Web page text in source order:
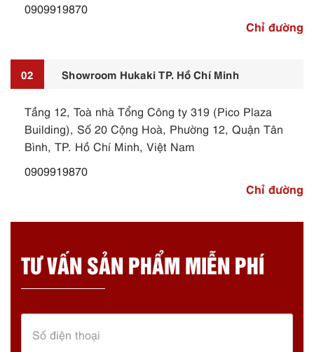
0909919870
Chỉ đường
02 Showroom Hukaki TP. Hồ Chí Minh
Tầng 12, Toà nhà Tổng Công ty 319 (Pico Plaza
Building), Số 20 Cộng Hoà, Phường 12, Quận Tân
Bình, TP. Hồ Chí Minh, Việt Nam
0909919870
Chỉ đường
TƯ VẤN SẢN PHẨM MIỄN PHÍ